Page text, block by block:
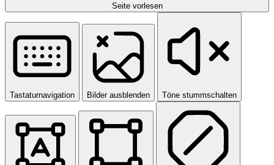
Seite vorlesen
Tastaturnavigation Bilder ausblenden Töne stummschalten